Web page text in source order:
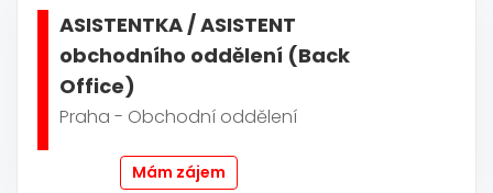
ASISTENTKA / ASISTENT
obchodního oddělení (Back
Office)
Praha - Obchodní oddělení
Mám zájem